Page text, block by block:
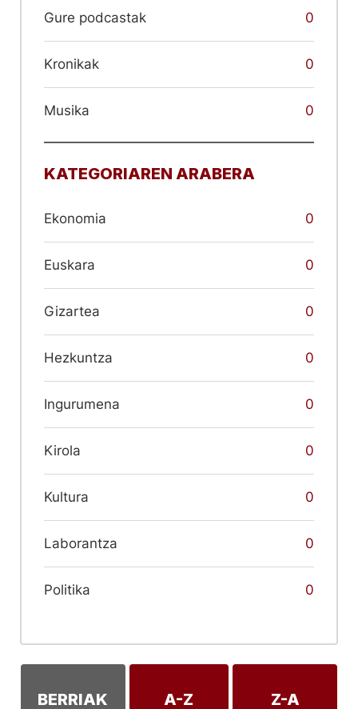
Gure podcastak 0
Kronikak 0
Musika 0
KATEGORIAREN ARABERA
Ekonomia 0
Euskara 0
Gizartea 0
Hezkuntza 0
Ingurumena 0
Kirola 0
Kultura 0
Laborantza 0
Politika 0
BERRIAK A-Z Z-A